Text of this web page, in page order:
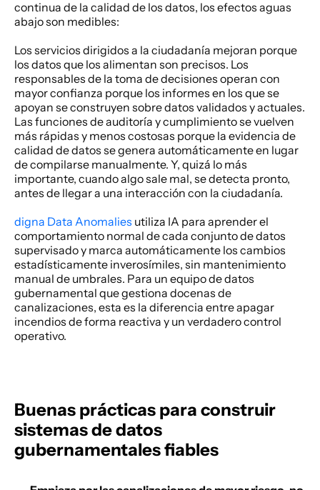
continua de la calidad de los datos, los efectos aguas
abajo son medibles:
Los servicios dirigidos a la ciudadanía mejoran porque
los datos que los alimentan son precisos. Los
responsables de la toma de decisiones operan con
mayor confianza porque los informes en los que se
apoyan se construyen sobre datos validados y actuales.
Las funciones de auditoría y cumplimiento se vuelven
más rápidas y menos costosas porque la evidencia de
calidad de datos se genera automáticamente en lugar
de compilarse manualmente. Y, quizá lo más
importante, cuando algo sale mal, se detecta pronto,
antes de llegar a una interacción con la ciudadanía.
digna Data Anomalies utiliza IA para aprender el
comportamiento normal de cada conjunto de datos
supervisado y marca automáticamente los cambios
estadísticamente inverosímiles, sin mantenimiento
manual de umbrales. Para un equipo de datos
gubernamental que gestiona docenas de
canalizaciones, esta es la diferencia entre apagar
incendios de forma reactiva y un verdadero control
operativo.
Buenas prácticas para construir
sistemas de datos
gubernamentales fiables